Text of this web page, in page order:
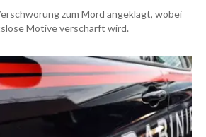
zum Mord angeklagt, wobei
Motive verschärft wird.